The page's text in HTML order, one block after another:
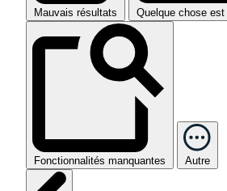
Mauvais résultats Quelque chose
Fonctionnalités manquantes Autre